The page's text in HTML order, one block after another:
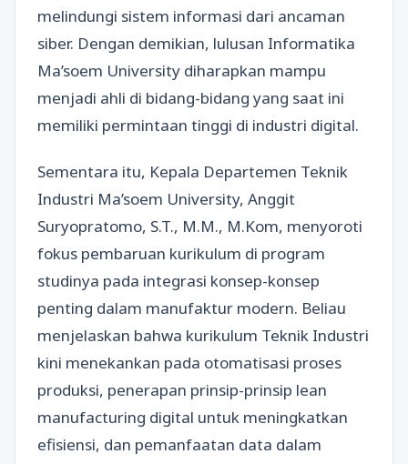
melindungi sistem informasi dari ancaman
siber. Dengan demikian, lulusan Informatika
Ma’soem University diharapkan mampu
menjadi ahli di bidang-bidang yang saat ini
memiliki permintaan tinggi di industri digital.
Sementara itu, Kepala Departemen Teknik
Industri Ma’soem University, Anggit
Suryopratomo, S.T., M.M., M.Kom, menyoroti
fokus pembaruan kurikulum di program
studinya pada integrasi konsep-konsep
penting dalam manufaktur modern. Beliau
menjelaskan bahwa kurikulum Teknik Industri
kini menekankan pada otomatisasi proses
produksi, penerapan prinsip-prinsip lean
manufacturing digital untuk meningkatkan
efisiensi, dan pemanfaatan data dalam